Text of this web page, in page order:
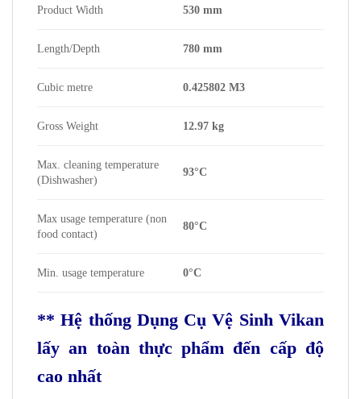
Product Width 530 mm
Length/Depth 780 mm
Cubic metre 0.425802 M3
Gross Weight 12.97 kg
Max. cleaning temperature
(Dishwasher)
93°C
Max usage temperature (non
food contact)
80°C
Min. usage temperature 0°C
** Hệ thống Dụng Cụ Vệ Sinh Vikan
lấy an toàn thực phẩm đến cấp độ
cao nhất